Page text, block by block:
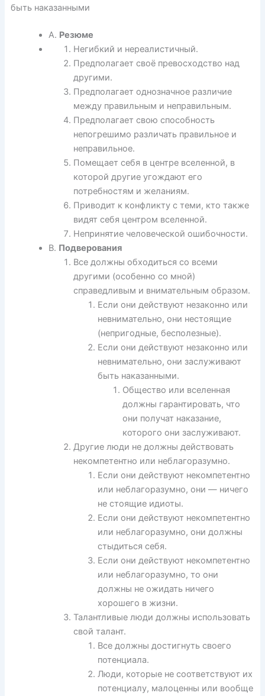
быть наказанными
A. Резюме
Негибкий и нереалистичный.
Предполагает своё превосходство над
другими.
Предполагает однозначное различие
между правильным и неправильным.
Предполагает свою способность
непогрешимо различать правильное и
неправильное.
Помещает себя в центре вселенной, в
которой другие угождают его
потребностям и желаниям.
Приводит к конфликту с теми, кто также
видят себя центром вселенной.
Непринятие человеческой ошибочности.
B. Подверования
Все должны обходиться со всеми
другими (особенно со мной)
справедливым и внимательным образом.
Если они действуют незаконно или
невнимательно, они нестоящие
(непригодные, бесполезные).
Если они действуют незаконно или
невнимательно, они заслуживают
быть наказанными.
Общество или вселенная
должны гарантировать, что
они получат наказание,
которого они заслуживают.
Другие люди не должны действовать
некомпетентно или неблагоразумно.
Если они действуют некомпетентно
или неблагоразумно, они — ничего
не стоящие идиоты.
Если они действуют некомпетентно
или неблагоразумно, они должны
стыдиться себя.
Если они действуют некомпетентно
или неблагоразумно, то они
должны не ожидать ничего
хорошего в жизни.
Талантливые люди должны использовать
свой талант.
Все должны достигнуть своего
потенциала.
Люди, которые не соответствуют их
потенциалу, малоценны или вообще